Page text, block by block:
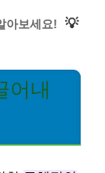
아보세요! 💡
어내